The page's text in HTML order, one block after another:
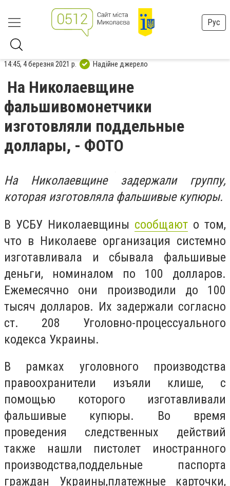
Рус
14:45, 4 березня 2021 р. Надійне джерело
На Николаевщине
фальшивомонетчики
изготовляли поддельные
доллары, - ФОТО
На Николаевщине задержали группу,
которая изготовляла фальшивые купюры.
В УСБУ Николаевщины сообщают о том,
что в Николаеве организация системно
изготавливала и сбывала фальшивые
деньги, номиналом по 100 долларов.
Ежемесячно они производили до 100
тысяч долларов. Их задержали согласно
ст. 208 Уголовно-процессуального
кодекса Украины.
В рамках уголовного производства
правоохранители изъяли клише, с
помощью которого изготавливали
фальшивые купюры. Во время
проведения следственных действий
также нашли пистолет иностранного
производства,поддельные паспорта
граждан Украины,платежные карточки,